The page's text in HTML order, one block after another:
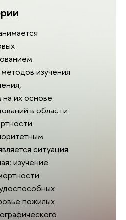
изучения
их основе
в области
ситуация
изучение
пожилых